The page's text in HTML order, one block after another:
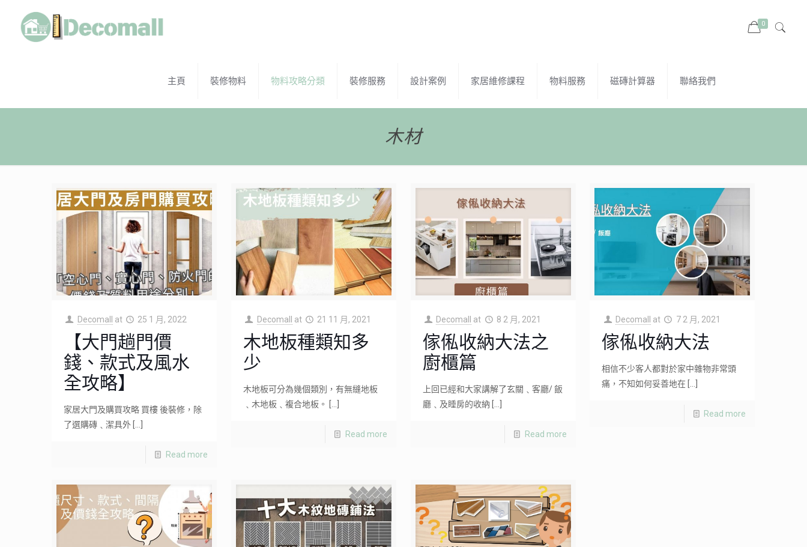
主頁 裝修物料 物料攻略分類 裝修服務 設計案例 家居維修課程 物料服務 磁磚計算器 聯絡我們
0
木材
Decomall at 25 1 月, 2022
【大門趟門價
錢、款式及風水
全攻略】
家居大門及購買攻略 買樓 後裝修，除
了選購磚﹑潔具外
Read more
Decomall at 21 11 月, 2021
木地板種類知多
少
木地板可分為幾個類別，有無縫地板
﹑木地板﹑複合地板。
Read more
Decomall at 8 2 月, 2021
傢俬收納大法之
廚櫃篇
上回已經和大家講解了玄關﹑客廳/ 飯
廳﹑及睡房的收納
Read more
Decomall at 7 2 月, 2021
傢俬收納大法
相信不少客人都對於家中雜物非常頭
痛，不知如何妥善地在
Read more